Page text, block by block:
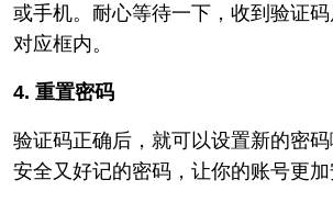
或手机。耐心等待一下，收到验证码
对应框内。
4. 重置密码
验证码正确后，就可以设置新的密
安全又好记的密码，让你的账号更加